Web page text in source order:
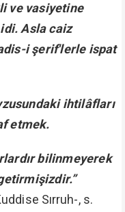
ve vasiyetine
Asla caiz
i şerif'lerle ispat
ihtilâfları
etmek.
bilinmeyerek
Sırruh-, s.